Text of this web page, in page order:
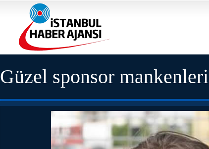
Güzel sponsor mankenleri